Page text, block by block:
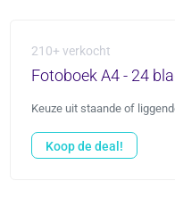
210+ verkocht
Fotoboek A4 - 24
Keuze uit staande of
Koop de deal!